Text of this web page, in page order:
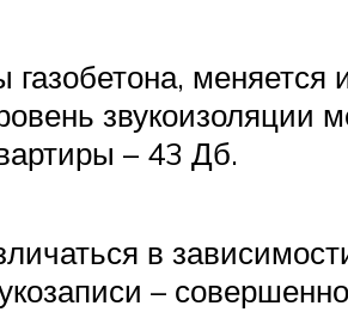
газобетона,
звукоизоляции
– 43 Дб.
в
–